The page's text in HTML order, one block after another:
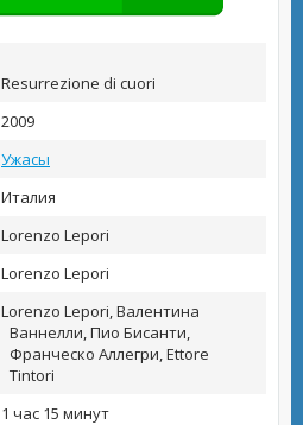
Resurrezione di cuori
2009
Ужасы
Италия
Lorenzo Lepori
Lorenzo Lepori
Lorenzo Lepori, Валентина
Ваннелли, Пио Бисанти,
Франческо Аллегри, Ettore
Tintori
1 час 15 минут